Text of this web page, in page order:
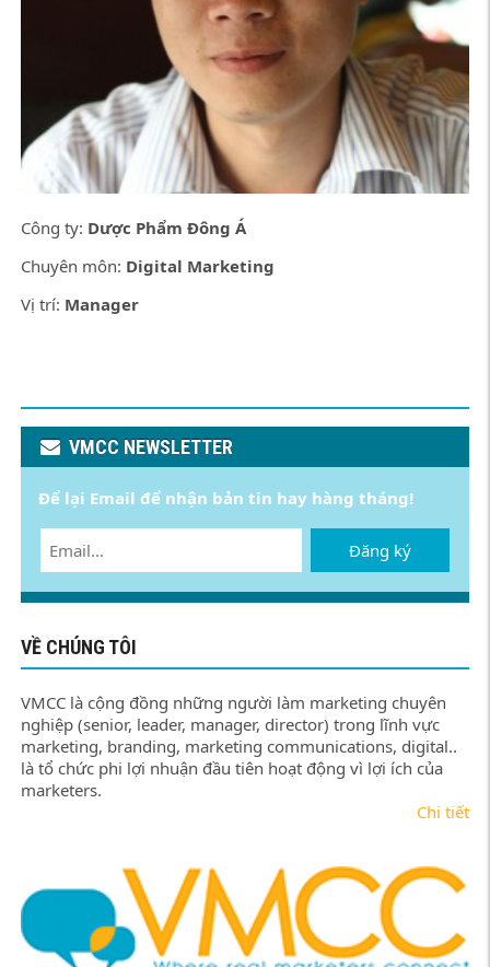
Công ty: Dược Phẩm Đông Á
Chuyên môn: Digital Marketing
Vị trí: Manager
VMCC NEWSLETTER
Để lại Email để nhận bản tin hay hàng tháng!
Đăng ký
VỀ CHÚNG TÔI
VMCC là cộng đồng những người làm marketing chuyên
nghiệp (senior, leader, manager, director) trong lĩnh vực
marketing, branding, marketing communications, digital..
là tổ chức phi lợi nhuận đầu tiên hoạt động vì lợi ích của
marketers.
Chi tiết